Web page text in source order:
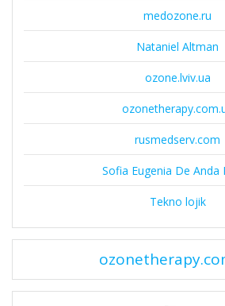
medozone.ru
Nataniel Altman
ozone.lviv.ua
rusmedserv.com
Sofia Eugenia De Anda
Tekno lojik